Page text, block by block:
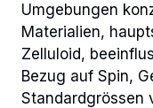
Umgebungen
Materialien,
Zelluloid,
Bezug auf Spin,
Standardgrössen